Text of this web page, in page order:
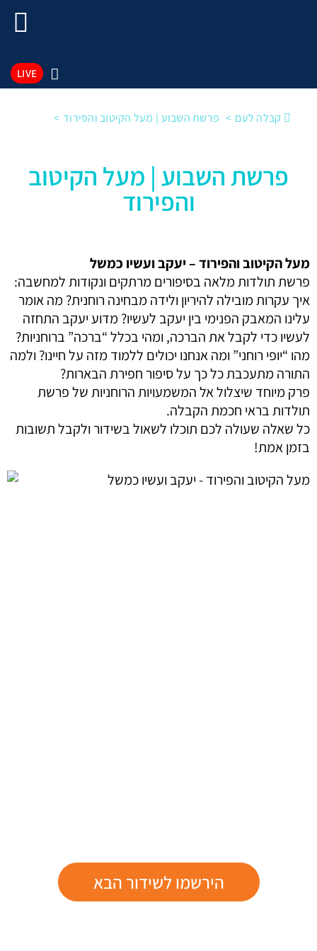
LIVE
פרשת השבוע | מעל הקיטוב והפירוד
פרשת השבוע | מעל הקיטוב
והפירוד
מעל הקיטוב והפירוד – יעקב ועשיו כמשל
פרשת תולדות מלאה בסיפורים מרתקים ונקודות למחשבה:
איך עקרות מובילה להיריון ולידה מבחינה רוחנית? מה אומר
עלינו המאבק הפנימי בין יעקב לעשיו? מדוע יעקב התחזה
לעשיו כדי לקבל את הברכה, ומהי בכלל “ברכה” ברוחניות?
מהו “יופי רוחני” ומה אנחנו יכולים ללמוד מזה על חיינו? ולמה
התורה מתעכבת כל כך על סיפור חפירת הבארות?
פרק מיוחד שיצלול אל המשמעויות הרוחניות של פרשת
תולדות בראי חכמת הקבלה.
כל שאלה שעולה לכם תוכלו לשאול בשידור ולקבל תשובות
בזמן אמת!
הירשמו לשידור הבא